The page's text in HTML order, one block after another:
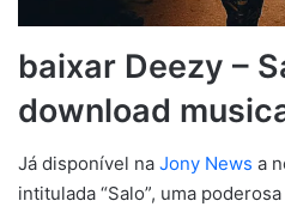
baixar Deezy –
download
Já disponível na Jony News a
intitulada “Salo”, uma